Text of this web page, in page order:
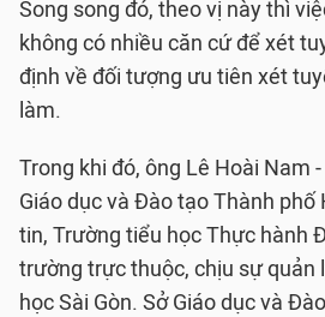
Song song đó, theo vị này thì
không có nhiều căn cứ để xét
định về đối tượng ưu tiên xét
làm.
Trong khi đó, ông Lê Hoài Nam
Giáo dục và Đào tạo Thành phố
tin, Trường tiểu học Thực hành
trường trực thuộc, chịu sự quản
học Sài Gòn. Sở Giáo dục và